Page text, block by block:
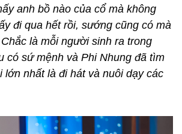
anh bồ nào của cổ mà không
đi qua hết rồi, sướng cũng có mà
là mỗi người sinh ra trong
có sứ mệnh và Phi Nhung đã tìm
lớn nhất là đi hát và nuôi dạy các